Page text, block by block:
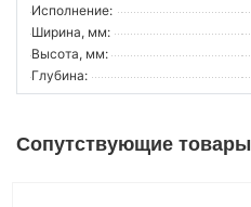
Исполнение:
Ширина, мм:
Высота, мм:
Глубина:
Сопутствующие товары